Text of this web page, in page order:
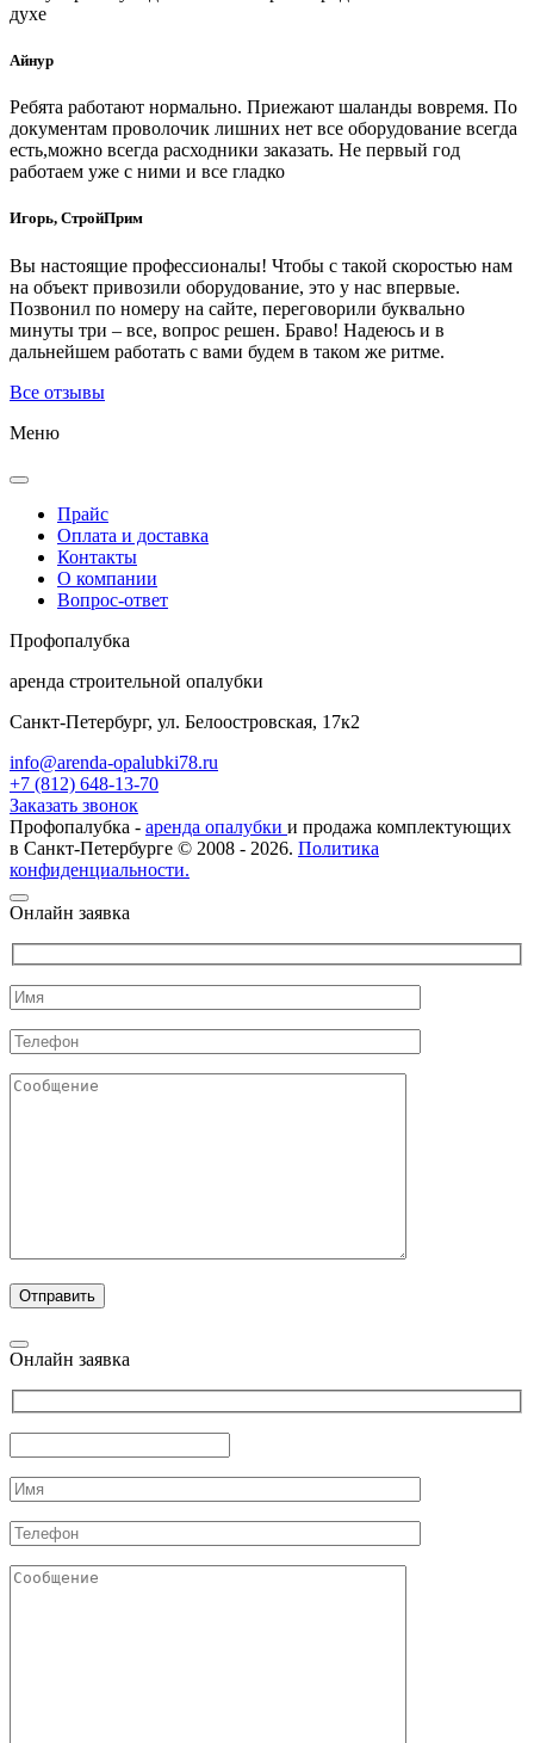
духе
Айнур
Ребята работают нормально. Приежают шаланды вовремя. По
документам проволочик лишних нет все оборудование всегда
есть,можно всегда расходники заказать. Не первый год
работаем уже с ними и все гладко
Игорь, СтройПрим
Вы настоящие профессионалы! Чтобы с такой скоростью нам
на объект привозили оборудование, это у нас впервые.
Позвонил по номеру на сайте, переговорили буквально
минуты три – все, вопрос решен. Браво! Надеюсь и в
дальнейшем работать с вами будем в таком же ритме.
Все отзывы
Меню
Прайс
Оплата и доставка
Контакты
О компании
Вопрос-ответ
Профопалубка
аренда строительной опалубки
Санкт-Петербург, ул. Белоостровская, 17к2
info@arenda-opalubki78.ru
+7 (812) 648-13-70
Заказать звонок
Профопалубка - аренда опалубки и продажа комплектующих
в Санкт-Петербурге © 2008 - 2026. Политика
конфиденциальности.
Онлайн заявка
Онлайн заявка